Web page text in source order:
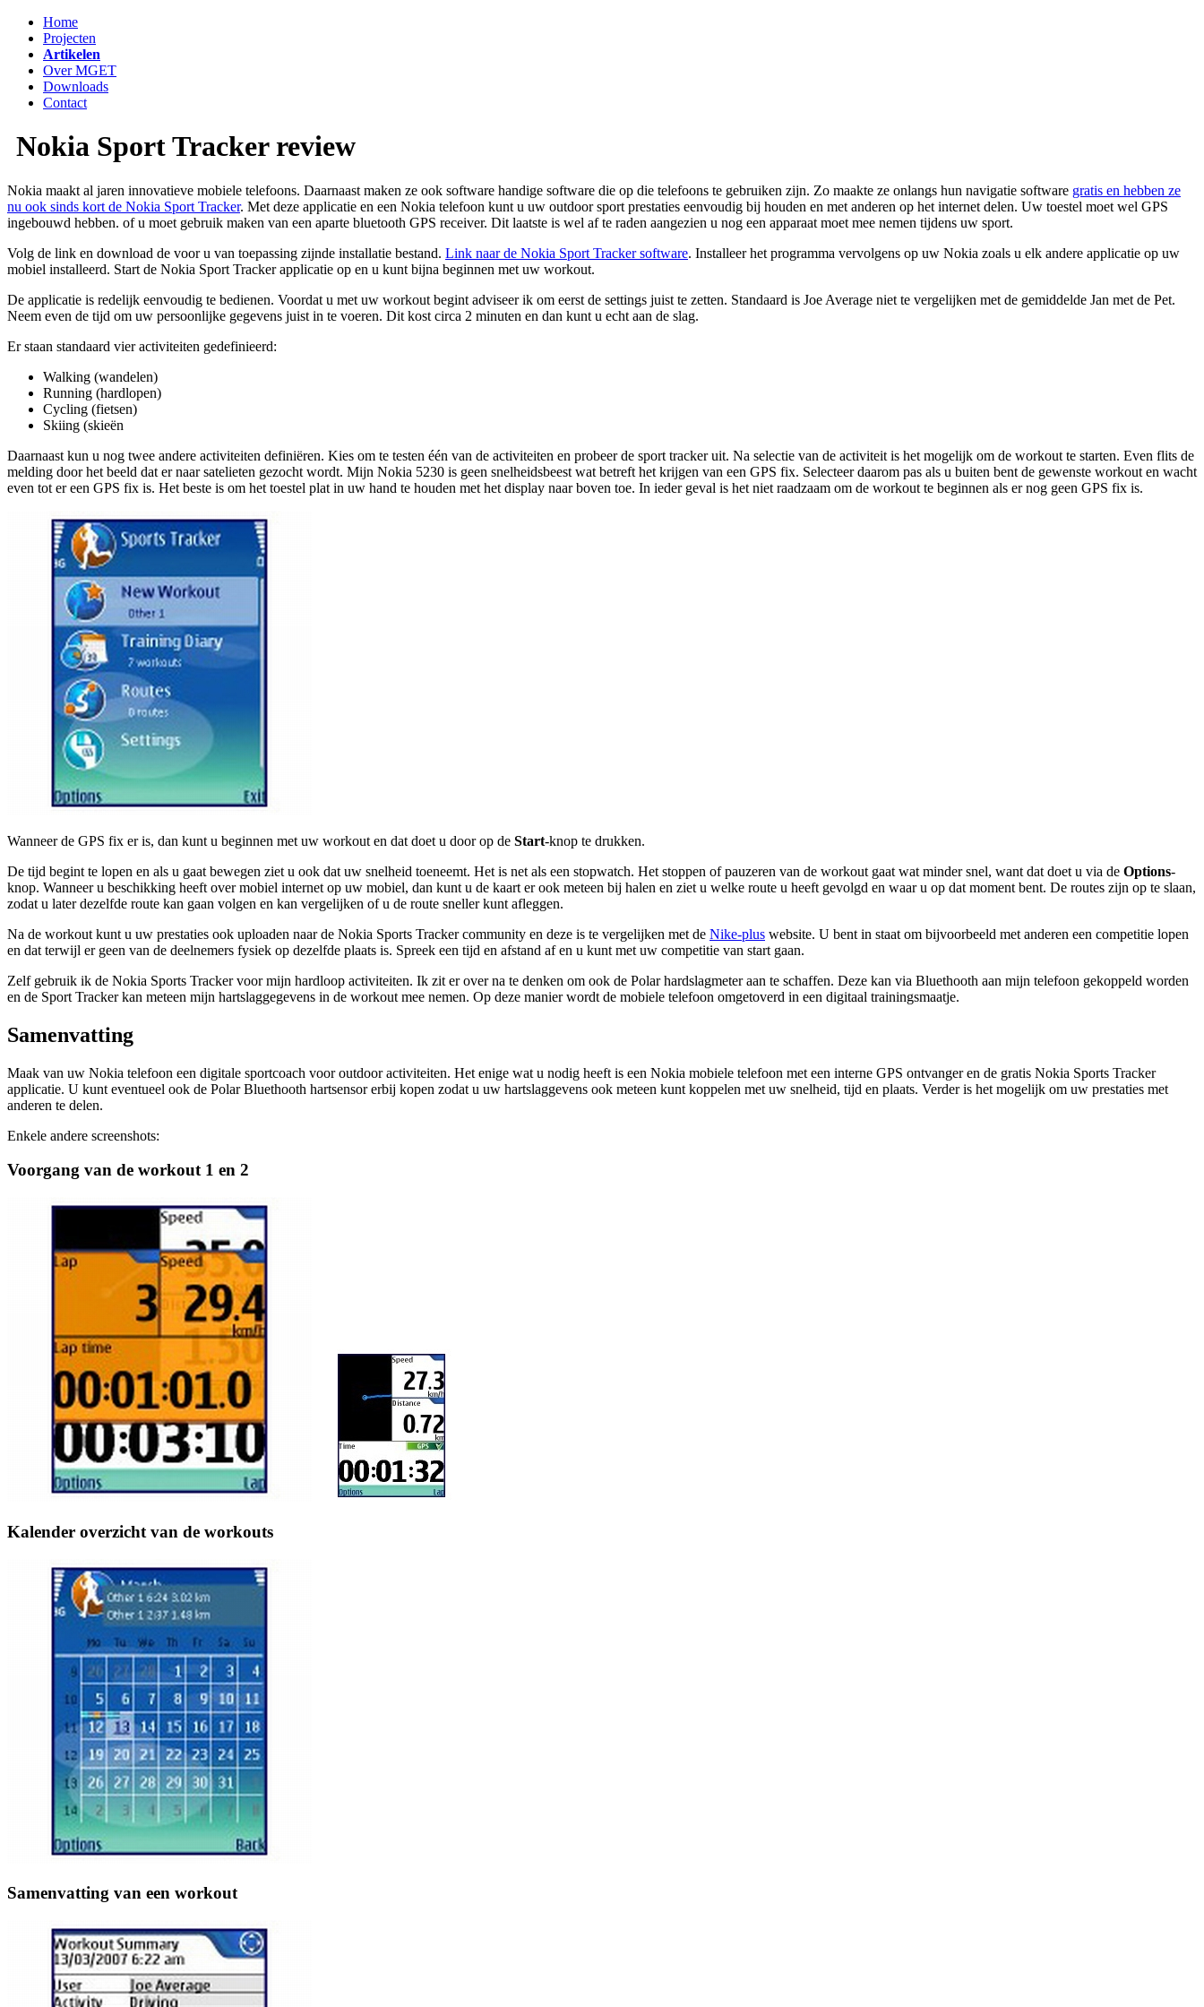
Home
Projecten
Artikelen
Over MGET
Downloads
Contact
Nokia Sport Tracker review
Nokia maakt al jaren innovatieve mobiele telefoons. Daarnaast maken ze ook software handige software die op die telefoons te gebruiken zijn. Zo maakte ze onlangs hun navigatie software gratis en hebben ze
nu ook sinds kort de Nokia Sport Tracker. Met deze applicatie en een Nokia telefoon kunt u uw outdoor sport prestaties eenvoudig bij houden en met anderen op het internet delen. Uw toestel moet wel GPS
ingebouwd hebben. of u moet gebruik maken van een aparte bluetooth GPS receiver. Dit laatste is wel af te raden aangezien u nog een apparaat moet mee nemen tijdens uw sport.
Volg de link en download de voor u van toepassing zijnde installatie bestand. Link naar de Nokia Sport Tracker software. Installeer het programma vervolgens op uw Nokia zoals u elk andere applicatie op uw
mobiel installeerd. Start de Nokia Sport Tracker applicatie op en u kunt bijna beginnen met uw workout.
De applicatie is redelijk eenvoudig te bedienen. Voordat u met uw workout begint adviseer ik om eerst de settings juist te zetten. Standaard is Joe Average niet te vergelijken met de gemiddelde Jan met de Pet.
Neem even de tijd om uw persoonlijke gegevens juist in te voeren. Dit kost circa 2 minuten en dan kunt u echt aan de slag.
Er staan standaard vier activiteiten gedefinieerd:
Walking (wandelen)
Running (hardlopen)
Cycling (fietsen)
Skiing (skieën
Daarnaast kun u nog twee andere activiteiten definiëren. Kies om te testen één van de activiteiten en probeer de sport tracker uit. Na selectie van de activiteit is het mogelijk om de workout te starten. Even flits de
melding door het beeld dat er naar satelieten gezocht wordt. Mijn Nokia 5230 is geen snelheidsbeest wat betreft het krijgen van een GPS fix. Selecteer daarom pas als u buiten bent de gewenste workout en wacht
even tot er een GPS fix is. Het beste is om het toestel plat in uw hand te houden met het display naar boven toe. In ieder geval is het niet raadzaam om de workout te beginnen als er nog geen GPS fix is.
Wanneer de GPS fix er is, dan kunt u beginnen met uw workout en dat doet u door op de Start-knop te drukken.
De tijd begint te lopen en als u gaat bewegen ziet u ook dat uw snelheid toeneemt. Het is net als een stopwatch. Het stoppen of pauzeren van de workout gaat wat minder snel, want dat doet u via de Options-
knop. Wanneer u beschikking heeft over mobiel internet op uw mobiel, dan kunt u de kaart er ook meteen bij halen en ziet u welke route u heeft gevolgd en waar u op dat moment bent. De routes zijn op te slaan,
zodat u later dezelfde route kan gaan volgen en kan vergelijken of u de route sneller kunt afleggen.
Na de workout kunt u uw prestaties ook uploaden naar de Nokia Sports Tracker community en deze is te vergelijken met de Nike-plus website. U bent in staat om bijvoorbeeld met anderen een competitie lopen
en dat terwijl er geen van de deelnemers fysiek op dezelfde plaats is. Spreek een tijd en afstand af en u kunt met uw competitie van start gaan.
Zelf gebruik ik de Nokia Sports Tracker voor mijn hardloop activiteiten. Ik zit er over na te denken om ook de Polar hardslagmeteraan te schaffen. Deze kan via Bluethooth aan mijn telefoon gekoppeld worden
en de Sport Tracker kan meteen mijn hartslaggegevens in de workout mee nemen. Op deze manier wordt de mobiele telefoon omgetoverd in een digitaal trainingsmaatje.
Samenvatting
Maak van uw Nokia telefoon een digitale sportcoach voor outdoor activiteiten. Het enige wat u nodig heeft is een Nokia mobiele telefoon met een interne GPS ontvanger en de gratis Nokia Sports Tracker
applicatie. U kunt eventueel ook de Polar Bluethooth hartsensor erbij kopen zodat u uw hartslaggevens ook meteen kunt koppelen met uw snelheid, tijd en plaats. Verder is het mogelijk om uw prestaties met
anderen te delen.
Enkele andere screenshots:
Voorgang van de workout 1 en 2
Kalender overzicht van de workouts
Samenvatting van een workout